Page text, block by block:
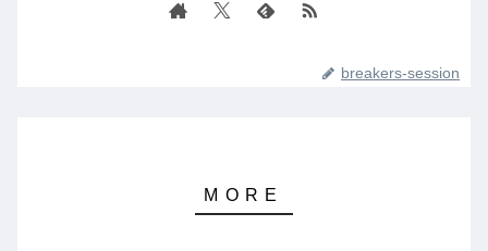
breakers-session